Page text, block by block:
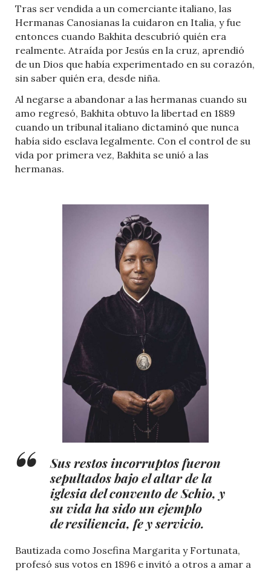
Tras ser vendida a un comerciante italiano, las
Hermanas Canosianas la cuidaron en Italia, y fue
entonces cuando Bakhita descubrió quién era
realmente. Atraída por Jesús en la cruz, aprendió
de un Dios que había experimentado en su corazón,
sin saber quién era, desde niña.
Al negarse a abandonar a las hermanas cuando su
amo regresó, Bakhita obtuvo la libertad en 1889
cuando un tribunal italiano dictaminó que nunca
había sido esclava legalmente. Con el control de su
vida por primera vez, Bakhita se unió a las
hermanas.
Sus restos incorruptos fueron
sepultados bajo el altar de la
iglesia del convento de Schio, y
su vida ha sido un ejemplo
deresiliencia, fe y servicio.
Bautizada como Josefina Margarita y Fortunata,
profesó sus votos en 1896 e invitó a otros a amar a